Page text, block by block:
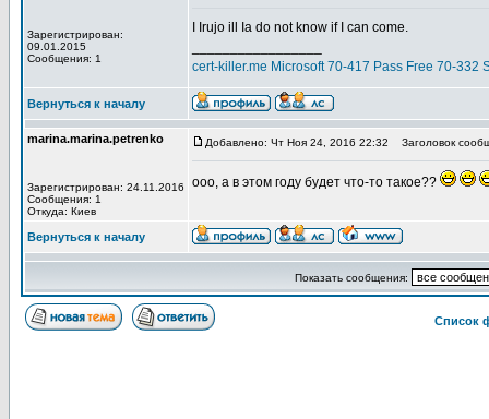
Зарегистрирован:
09.01.2015
Сообщения: 1
I Irujo ill Ia do not know if I can come.
cert-killer.me Microsoft 70-417 Pass Free 70-332
Вернуться к началу
marina.marina.petrenko
Зарегистрирован: 24.11.2016
Сообщения: 1
Откуда: Киев
Добавлено: Чт Ноя 24, 2016 22:32 Заголовок
ооо, а в этом году будет что-то такое??
Вернуться к началу
Показать сообщения:
Список